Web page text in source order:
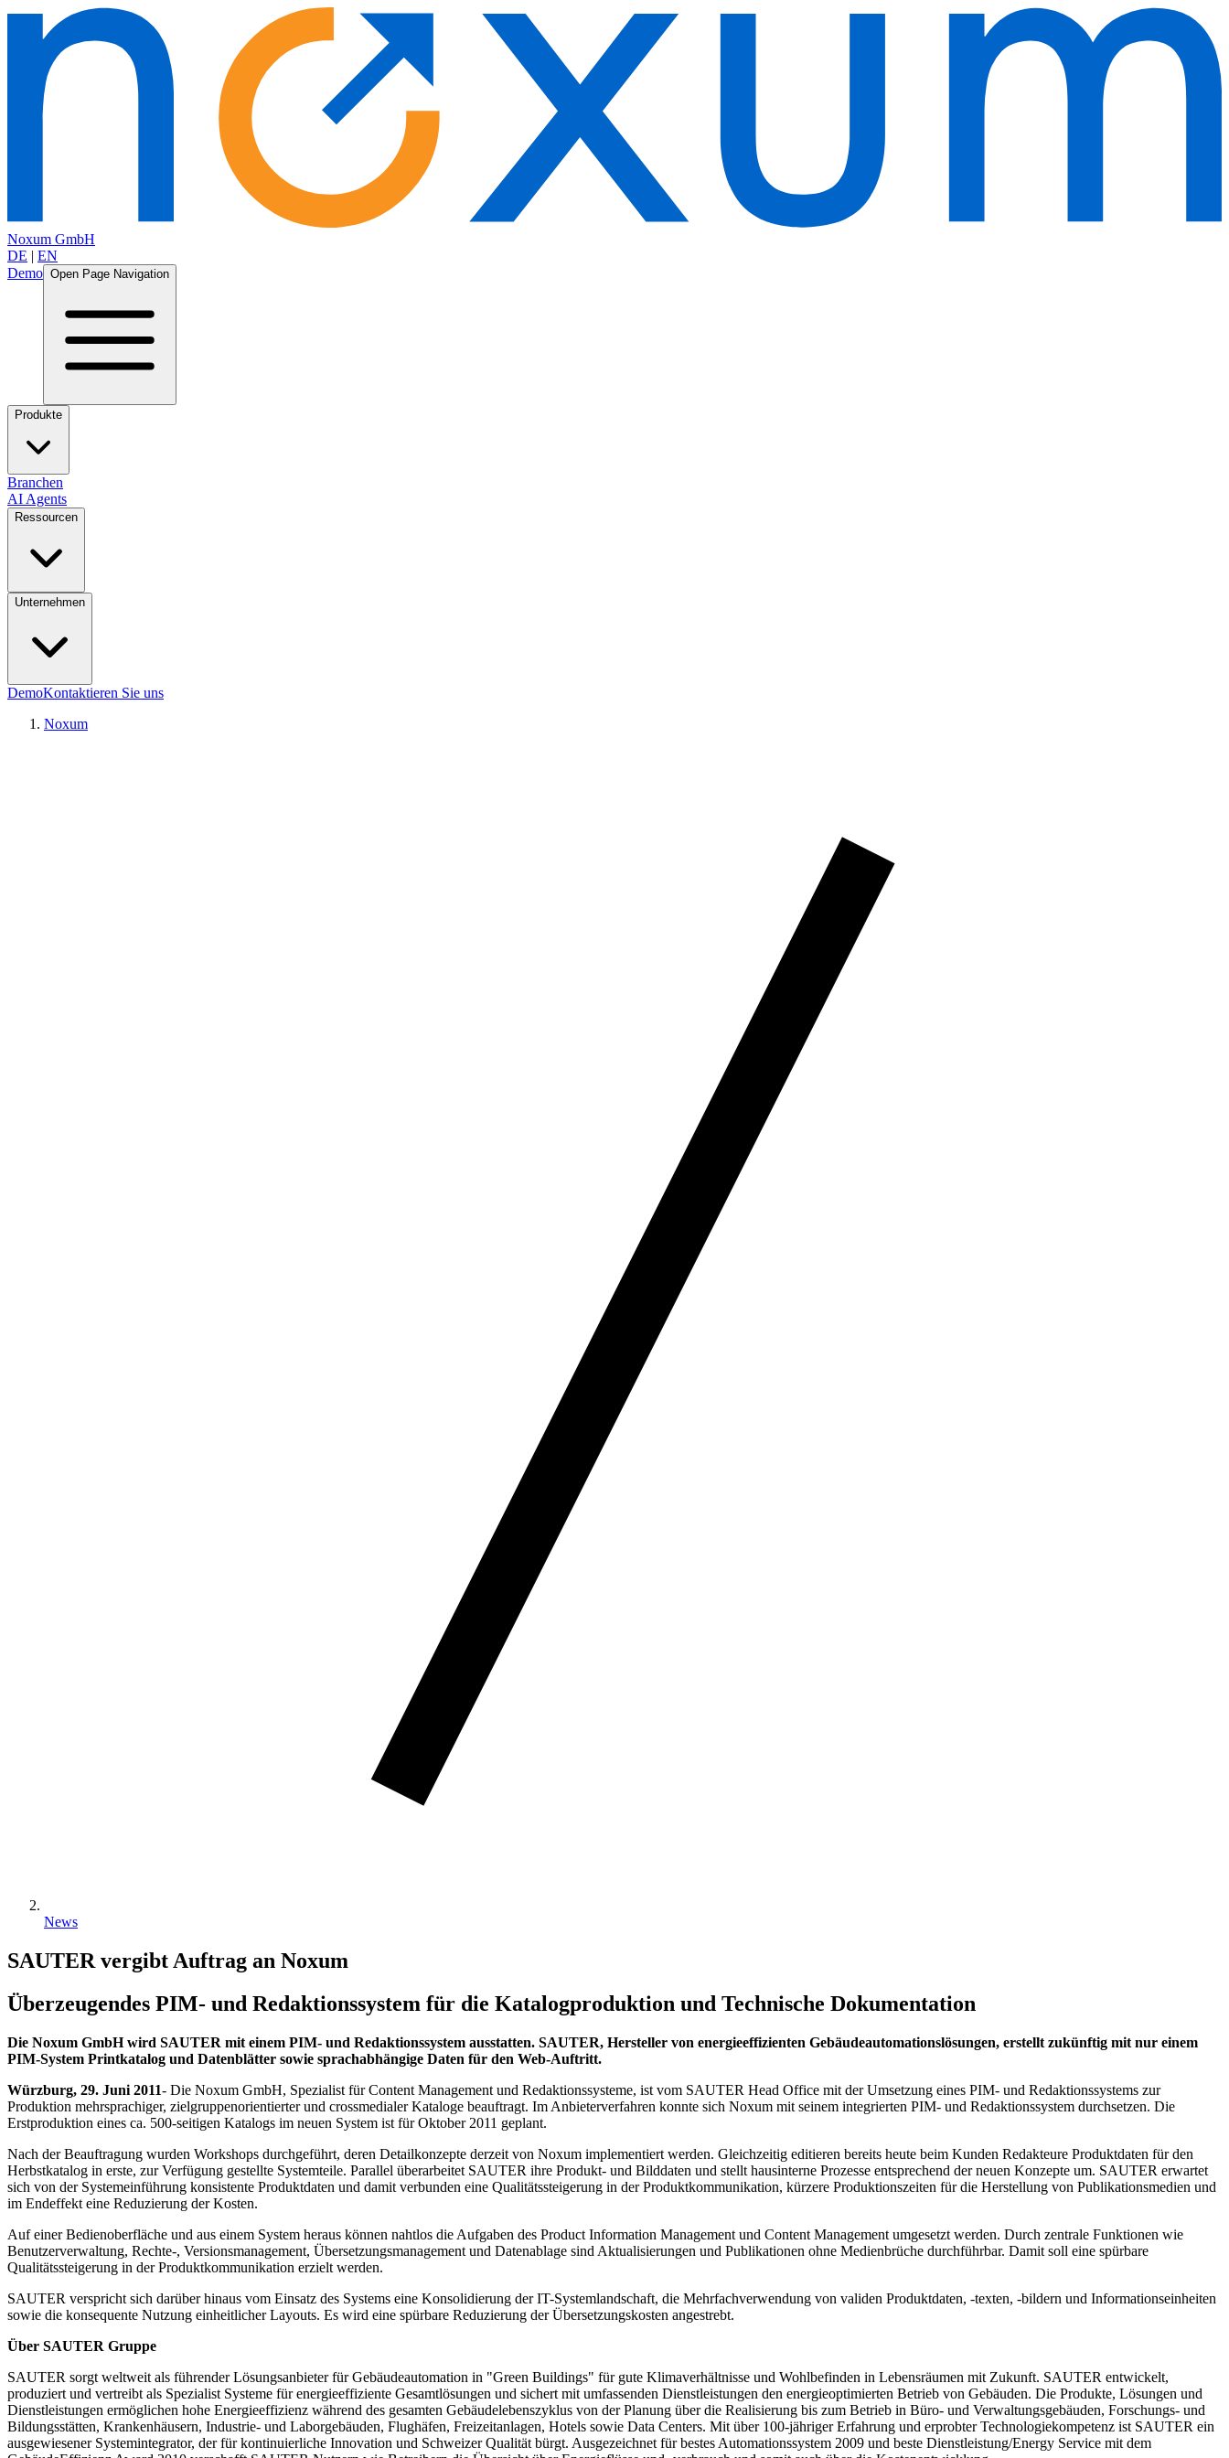
Noxum GmbH
DE | EN
Demo Open Page Navigation
Produkte
Branchen
AI Agents
Ressourcen
Unternehmen
DemoKontaktieren Sie uns
Noxum
News
SAUTER vergibt Auftrag an Noxum
Überzeugendes PIM- und Redaktionssystem für die Katalogproduktion und Technische Dokumentation
Die Noxum GmbH wird SAUTER mit einem PIM- und Redaktionssystem ausstatten. SAUTER, Hersteller von energieeffizienten Gebäudeautomationslösungen, erstellt zukünftig mit nur einem
PIM-System Printkatalog und Datenblätter sowie sprachabhängige Daten für den Web-Auftritt.
Würzburg, 29. Juni 2011- Die Noxum GmbH, Spezialist für Content Management und Redaktionssysteme, ist vom SAUTER Head Office mit der Umsetzung eines PIM- und Redaktionssystems zur
Produktion mehrsprachiger, zielgruppenorientierter und crossmedialer Kataloge beauftragt. Im Anbieterverfahren konnte sich Noxum mit seinem integrierten PIM- und Redaktionssystem durchsetzen. Die
Erstproduktion eines ca. 500-seitigen Katalogs im neuen System ist für Oktober 2011 geplant.
Nach der Beauftragung wurden Workshops durchgeführt, deren Detailkonzepte derzeit von Noxum implementiert werden. Gleichzeitig editieren bereits heute beim Kunden Redakteure Produktdaten für den
Herbstkatalog in erste, zur Verfügung gestellte Systemteile. Parallel überarbeitet SAUTER ihre Produkt- und Bilddaten und stellt hausinterne Prozesse entsprechend der neuen Konzepte um. SAUTER erwartet
sich von der Systemeinführung konsistente Produktdaten und damit verbunden eine Qualitätssteigerung in der Produktkommunikation, kürzere Produktionszeiten für die Herstellung von Publikationsmedien und
im Endeffekt eine Reduzierung der Kosten.
Auf einer Bedienoberfläche und aus einem System heraus können nahtlos die Aufgaben des Product Information Management und Content Management umgesetzt werden. Durch zentrale Funktionen wie
Benutzerverwaltung, Rechte-, Versionsmanagement, Übersetzungsmanagement und Datenablage sind Aktualisierungen und Publikationen ohne Medienbrüche durchführbar. Damit soll eine spürbare
Qualitätssteigerung in der Produktkommunikation erzielt werden.
SAUTER verspricht sich darüber hinaus vom Einsatz des Systems eine Konsolidierung der IT-Systemlandschaft, die Mehrfachverwendung von validen Produktdaten, -texten, -bildern und Informationseinheiten
sowie die konsequente Nutzung einheitlicher Layouts. Es wird eine spürbare Reduzierung der Übersetzungskosten angestrebt.
Über SAUTER Gruppe
SAUTER sorgt weltweit als führender Lösungsanbieter für Gebäudeautomation in "Green Buildings" für gute Klimaverhältnisse und Wohlbefinden in Lebensräumen mit Zukunft. SAUTER entwickelt,
produziert und vertreibt als Spezialist Systeme für energieeffiziente Gesamtlösungen und sichert mit umfassenden Dienstleistungen den energieoptimierten Betrieb von Gebäuden. Die Produkte, Lösungen und
Dienstleistungen ermöglichen hohe Energieeffizienz während des gesamten Gebäudelebenszyklus von der Planung über die Realisierung bis zum Betrieb in Büro- und Verwaltungsgebäuden, Forschungs- und
Bildungsstätten, Krankenhäusern, Industrie- und Laborgebäuden, Flughäfen, Freizeitanlagen, Hotels sowie Data Centers. Mit über 100-jähriger Erfahrung und erprobter Technologiekompetenz ist SAUTER ein
ausgewiesener Systemintegrator, der für kontinuierliche Innovation und Schweizer Qualität bürgt. Ausgezeichnet für bestes Automationssystem 2009 und beste Dienstleistung/Energy Service mit dem